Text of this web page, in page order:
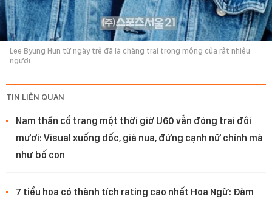
Lee Byung Hun từ ngày trẻ đã là chàng trai trong mộng của rất nhiều
người
TIN LIÊN QUAN
Nam thần cổ trang một thời giờ U60 vẫn đóng trai đôi
mươi: Visual xuống dốc, già nua, đứng cạnh nữ chính mà
như bố con
7 tiểu hoa có thành tích rating cao nhất Hoa Ngữ: Đàm